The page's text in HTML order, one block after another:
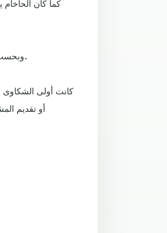
كما كان
وبحسب الشرطة، فإن هذه المزاعم ساعدت في إقناع أتباعه بالانصياع لكل مطالبه.